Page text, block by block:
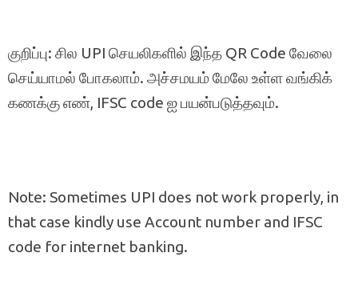
குறிப்பு: சில UPI செயலிகளில் இந்த QR Code வேலை
செய்யாமல் போகலாம். அச்சமயம் மேலே உள்ள வங்கிக்
கணக்கு எண், IFSC code ஐ பயன்படுத்தவும்.
Note: Sometimes UPI does not work properly, in
that case kindly use Account number and IFSC
code for internet banking.